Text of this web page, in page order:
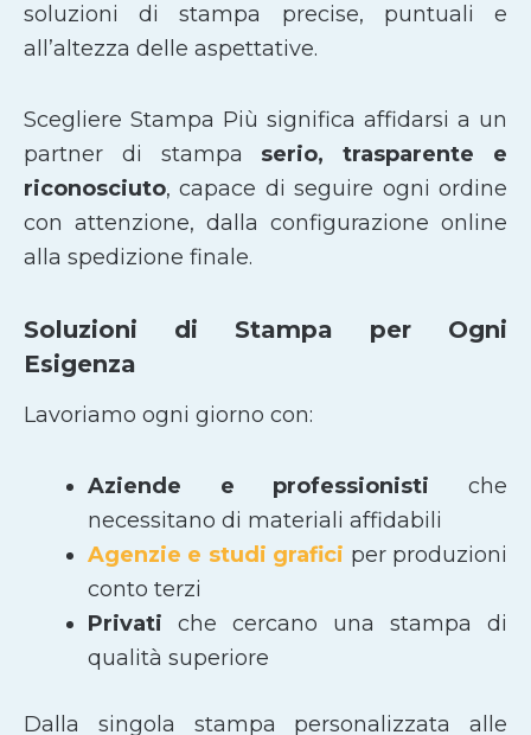
soluzioni di stampa precise, puntuali e
all’altezza delle aspettative.
Scegliere Stampa Più significa affidarsi a un
partner di stampa serio, trasparente e
riconosciuto, capace di seguire ogni ordine
con attenzione, dalla configurazione online
alla spedizione finale.
Soluzioni di Stampa per Ogni
Esigenza
Lavoriamo ogni giorno con:
Aziende e professionisti che
necessitano di materiali affidabili
Agenzie e studi grafici per produzioni
conto terzi
Privati che cercano una stampa di
qualità superiore
Dalla singola stampa personalizzata alle